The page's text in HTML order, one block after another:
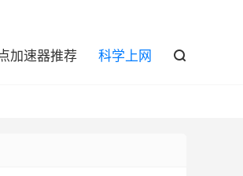
加速器推荐 科学上网 